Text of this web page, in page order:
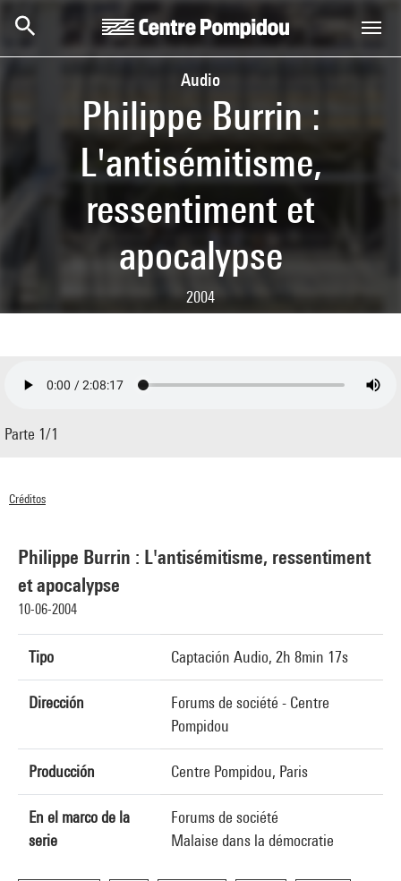
Audio
Philippe Burrin :
L'antisémitisme,
ressentiment et
apocalypse
2004
Philippe Burrin : L'antisémitisme, ressentiment
et apocalypse
10-06-2004
Tipo Captación Audio, 2h 8min 17s
Dirección
Forums de société - Centre
Pompidou
Producción Centre Pompidou, Paris
En el marco de la
serie
Forums de société
Malaise dans la démocratie
Parte 1/1
Créditos